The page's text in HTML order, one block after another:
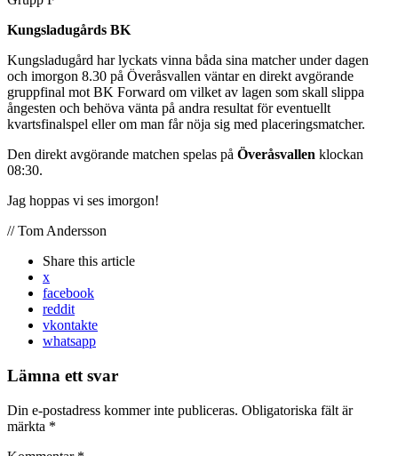
Kungsladugårds BK
Kungsladugård har lyckats vinna båda sina matcher under dagen
och imorgon 8.30 på Överåsvallen väntar en direkt avgörande
gruppfinal mot BK Forward om vilket av lagen som skall slippa
ångesten och behöva vänta på andra resultat för eventuellt
kvartsfinalspel eller om man får nöja sig med placeringsmatcher.
Den direkt avgörande matchen spelas på Överåsvallen klockan
08:30.
Jag hoppas vi ses imorgon!
// Tom Andersson
Share this article
x
facebook
reddit
vkontakte
whatsapp
Lämna ett svar
Din e-postadress kommer inte publiceras. Obligatoriska fält är
märkta *